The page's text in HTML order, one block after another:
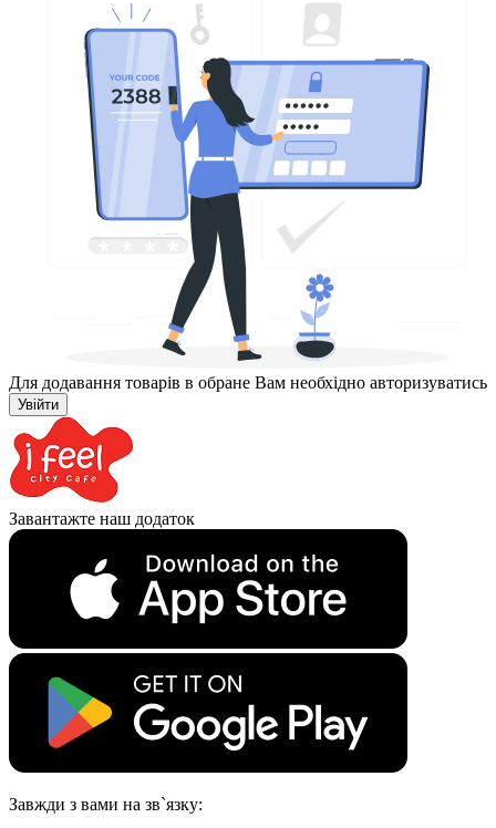
Для додавання товарів в обране Вам необхідно авторизуватись
Увійти
Завантажте наш додаток
Завжди з вами на зв`язку: